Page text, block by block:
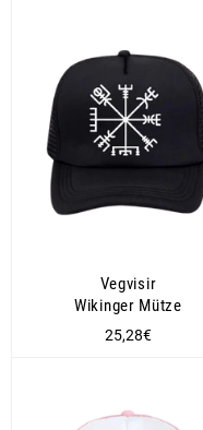
Vegvisir
Wikinger Mütze
Normaler
25,28€